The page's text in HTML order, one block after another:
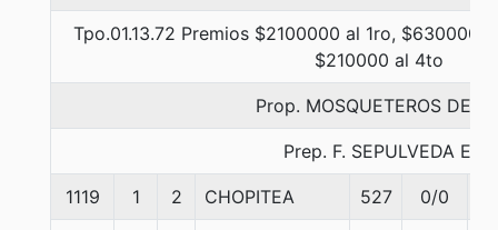
Tpo.01.13.72 Premios $2100000 al 1ro, $630000
$210000 al 4to
Prop. MOSQUETEROS DE
Prep. F. SEPULVEDA E.
1119 1 2 CHOPITEA 527 0/0